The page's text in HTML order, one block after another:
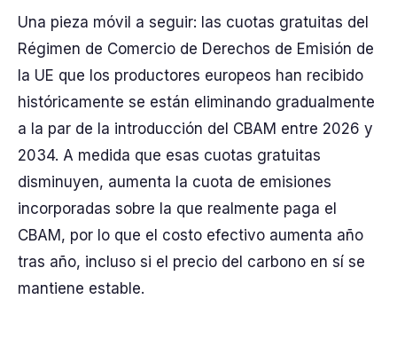
Una pieza móvil a seguir: las cuotas gratuitas del
Régimen de Comercio de Derechos de Emisión de
la UE que los productores europeos han recibido
históricamente se están eliminando gradualmente
a la par de la introducción del CBAM entre 2026 y
2034. A medida que esas cuotas gratuitas
disminuyen, aumenta la cuota de emisiones
incorporadas sobre la que realmente paga el
CBAM, por lo que el costo efectivo aumenta año
tras año, incluso si el precio del carbono en sí se
mantiene estable.